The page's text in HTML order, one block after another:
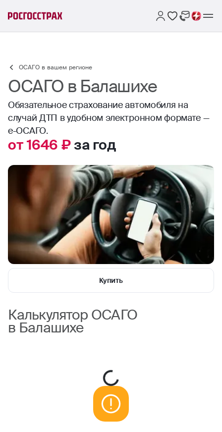
ОСАГО в вашем регионе
ОСАГО в Балашихе
Обязательное страхование автомобиля на
случай ДТП в удобном электронном формате —
е-ОСАГО.
от 1646 ₽за год
Купить
Калькулятор ОСАГО
в Балашихе